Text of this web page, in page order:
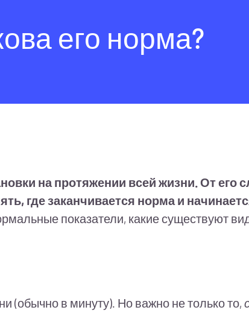
его норма?
на протяжении всей жизни. От его
где заканчивается норма и
показатели, какие существуют
(обычно в минуту). Но важно не только то,